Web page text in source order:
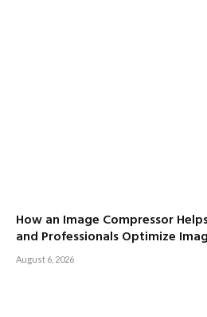
How an Image Compressor
and Professionals Optimize
August 6, 2026